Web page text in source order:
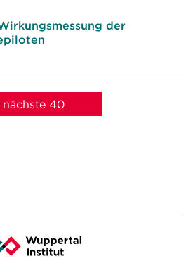
der
nächste 40